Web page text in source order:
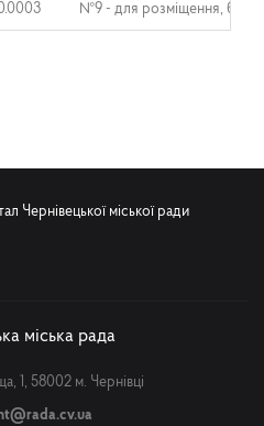
№9 - для розміщення,
Чернівецької міської ради
міська рада
1, 58002 м. Чернівці